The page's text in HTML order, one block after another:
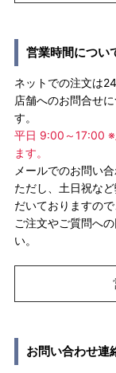
営業時間につい
ネットでの注文は
店舗へのお問合せ
す。
平日 9:00～17:00 ※
ます。
メールでのお問い
ただし、土日祝な
だいておりますので
ご注文やご質問へ
い。
お問い合わせ連